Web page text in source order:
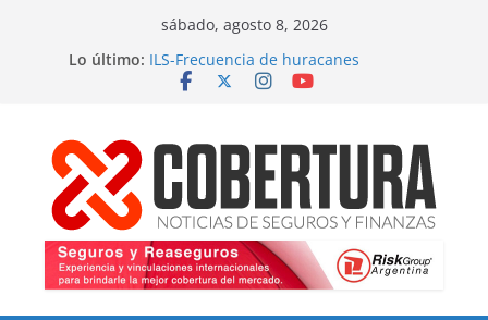
sábado, agosto 8, 2026
Lo último: ILS-Frecuencia de huracanes
Seguro marítimo-Presiones cruzadas
Fitch-Impulso a la innovación